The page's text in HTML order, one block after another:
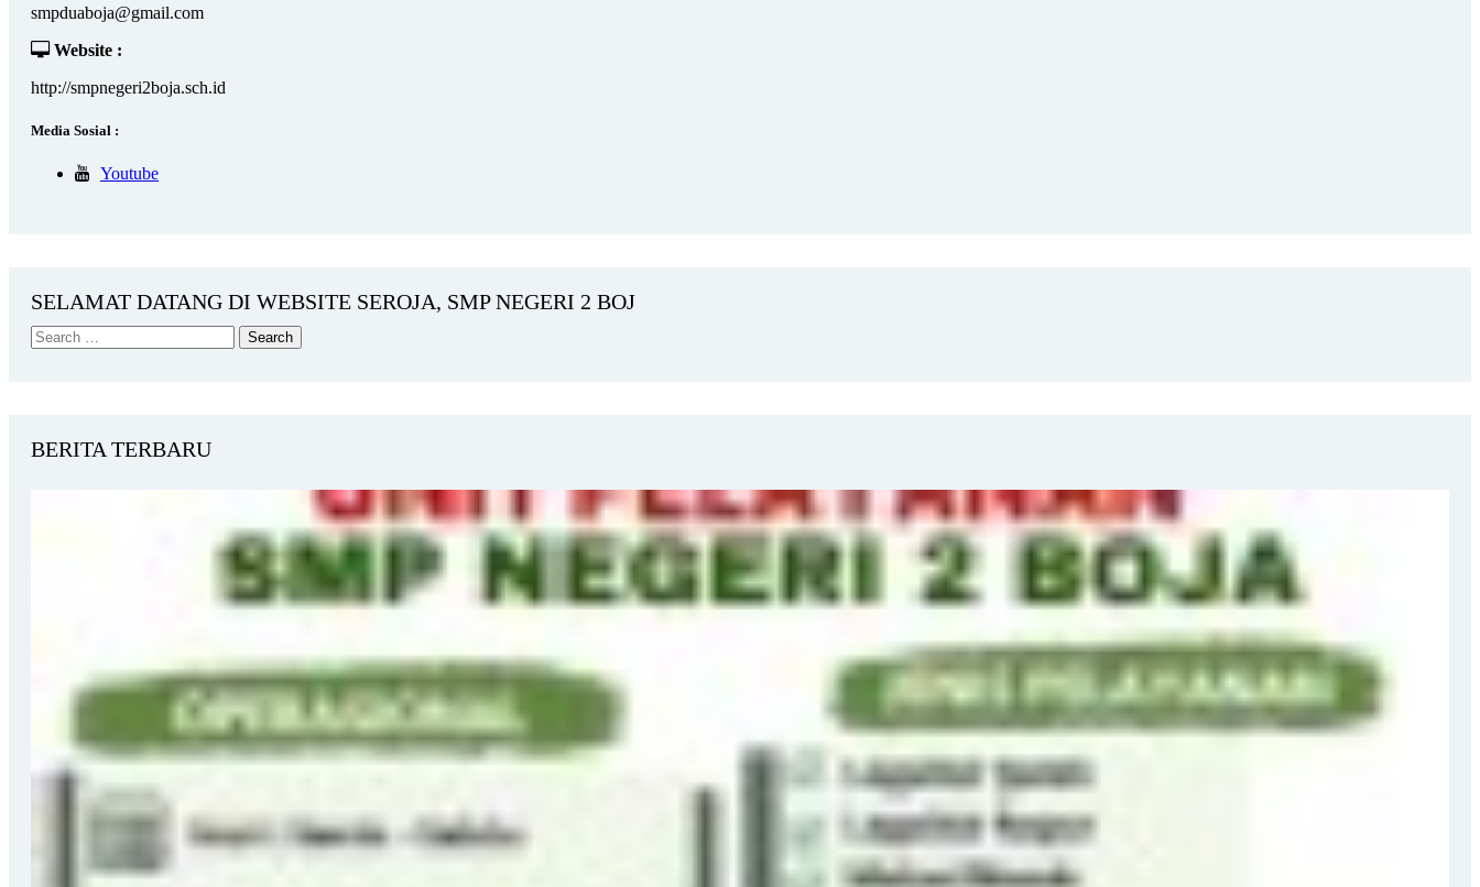
smpduaboja@gmail.com
Website :
http://smpnegeri2boja.sch.id
Media Sosial :
Youtube
SELAMAT DATANG DI WEBSITE SEROJA, SMP NEGERI 2 BOJ
BERITA TERBARU